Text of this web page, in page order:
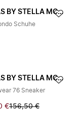
ADIDAS BY STELLA MCCARTNEY
Schuhe
ADIDAS BY STELLA MCCARTNEY
76 Sneaker
€156,50 €